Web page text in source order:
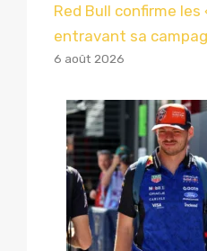
Red Bull confirme
entravant sa
6 août 2026